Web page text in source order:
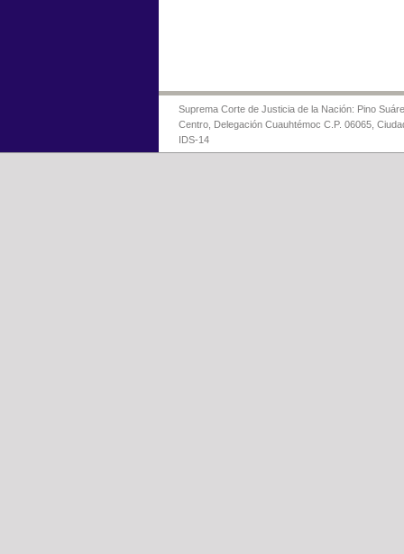
Suprema Corte de Justicia de la Nación: Pino
Centro, Delegación Cuauhtémoc C.P. 06065,
IDS-14